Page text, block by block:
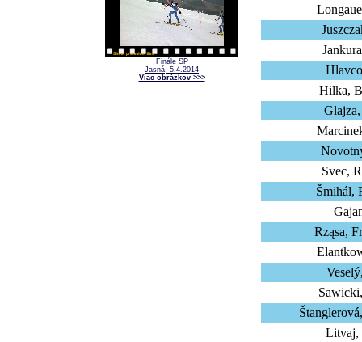
Finále SP
Jasná, 5.4.2014
Viac obrázkov >>>
Hilka,
Svec,
Šmihál,
Rząsa,
Litvaj,